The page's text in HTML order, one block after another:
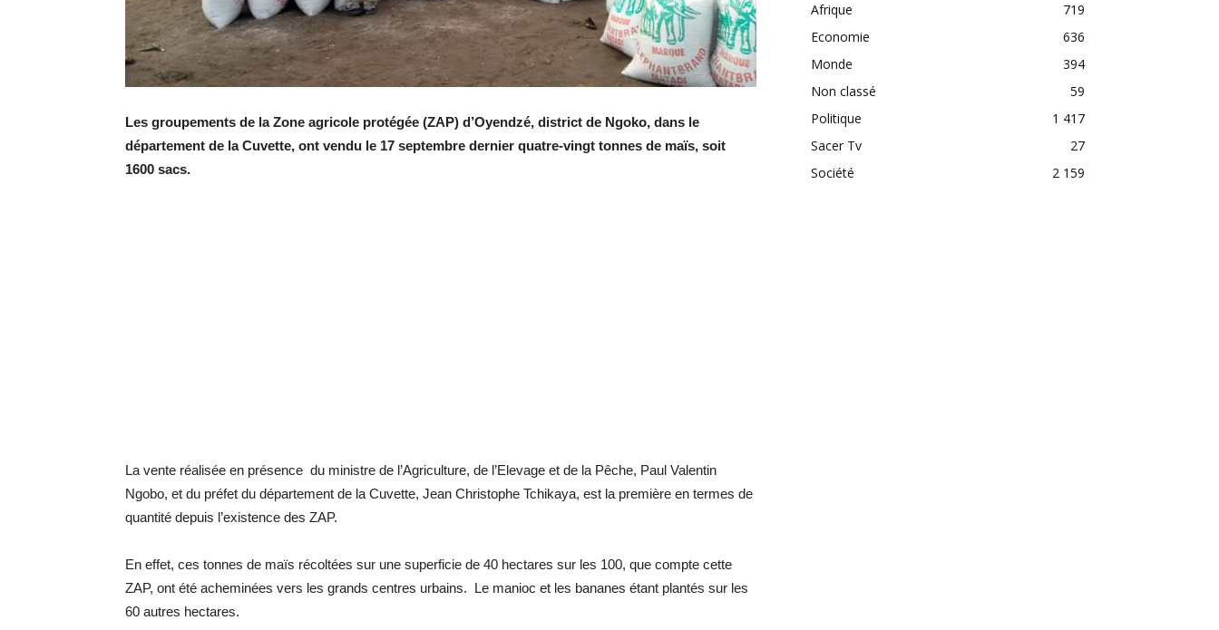
Les groupements de la Zone agricole protégée (ZAP) d’Oyendzé, district de Ngoko, dans le
département de la Cuvette, ont vendu le 17 septembre dernier quatre-vingt tonnes de maïs, soit
1600 sacs.
La vente réalisée en présence du ministre de l’Agriculture, de l’Elevage et de la Pêche, Paul Valentin
Ngobo, et du préfet du département de la Cuvette, Jean Christophe Tchikaya, est la première en termes de
quantité depuis l’existence des ZAP.
En effet, ces tonnes de maïs récoltées sur une superficie de 40 hectares sur les 100, que compte cette
ZAP, ont été acheminées vers les grands centres urbains. Le manioc et les bananes étant plantés sur les
60 autres hectares.
Afrique
719
Economie
636
Monde
394
Non classé
59
Politique
1 417
Sacer Tv
27
Société
2 159